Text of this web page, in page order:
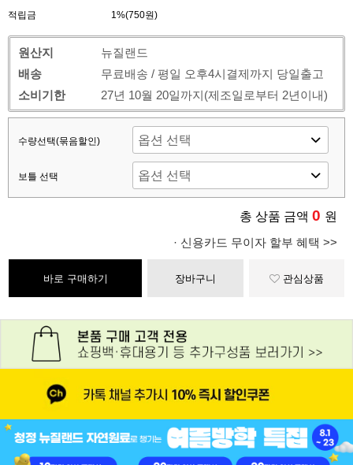
적립금 1%(750원)
원산지
뉴질랜드
배송
무료배송 / 평일 오후4시결제까지 당일출고
소비기한
27년 10월 20일까지(제조일로부터 2년이내)
수량선택(묶음할인)
보틀 선택
총 상품 금액 0 원
· 신용카드 무이자 할부 혜택 >>
바로 구매하기 장바구니 관심상품